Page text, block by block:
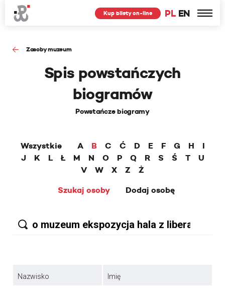
PL EN
Kup bilety on-line
Zasoby muzeum
Spis powstańczych
biogramów
Powstańcze biogramy
Wszystkie A B C Ć D E F G H
I
J
K L Ł M N O P Q R S Ś T
U
V
W X Z
Ż
Szukaj osoby
Dodaj osobę
Nazwisko Imię